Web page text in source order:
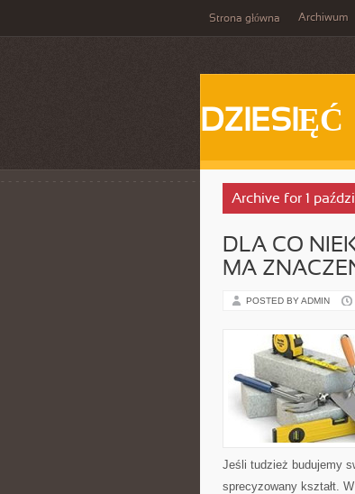
Strona główna Archiwum
DZIESIĘĆ
Archive for 1
DLA CO
MA
POSTED BY ADMIN
Jeśli tudzież budujemy
sprecyzowany kształt.